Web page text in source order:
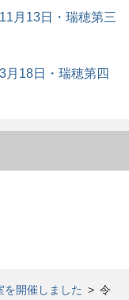
月13日・瑞穂第三
月18日・瑞穂第四
を開催しました > 令